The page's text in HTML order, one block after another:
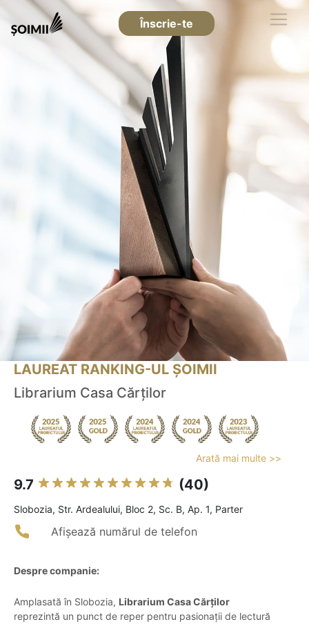
Înscrie-te
LAUREAT RANKING-UL ȘOIMII
Librarium Casa Cărților
Arată mai multe >>
9.7 (40)
Slobozia, Str. Ardealului, Bloc 2, Sc. B, Ap. 1, Parter
Afișează numărul de telefon
Despre companie:
Amplasată în Slobozia, Librarium Casa Cărților
reprezintă un punct de reper pentru pasionații de lectură